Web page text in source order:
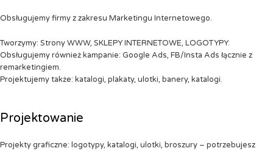
Obsługujemy firmy z zakresu Marketingu Internetowego.
Tworzymy: Strony WWW, SKLEPY INTERNETOWE, LOGOTYPY.
Obsługujemy również kampanie: Google Ads, FB/Insta Ads łącznie z
remarketingiem.
Projektujemy także: katalogi, plakaty, ulotki, banery, katalogi.
Projektowanie
Projekty graficzne: logotypy, katalogi, ulotki, broszury – potrzebujesz